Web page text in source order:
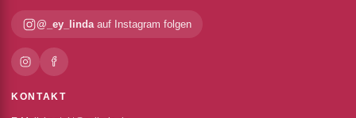
@_ey_lindaauf Instagram folgen
KONTAKT